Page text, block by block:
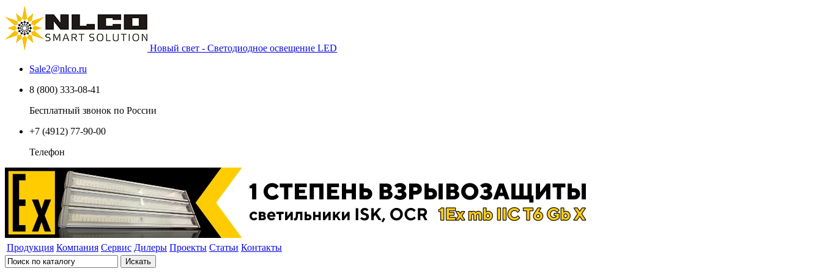
Новый свет - Светодиодное освещение LED
Sale2@nlco.ru
8 (800) 333-08-41
Бесплатный звонок по России
+7 (4912) 77-90-00
Телефон
Продукция Компания Сервис Дилеры Проекты Статьи Контакты